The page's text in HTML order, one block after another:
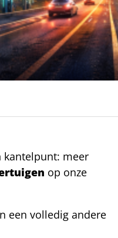
kantelpunt: meer
op onze
een volledig andere